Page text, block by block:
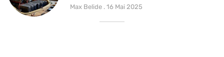
Max Belide 16 Mai 2025